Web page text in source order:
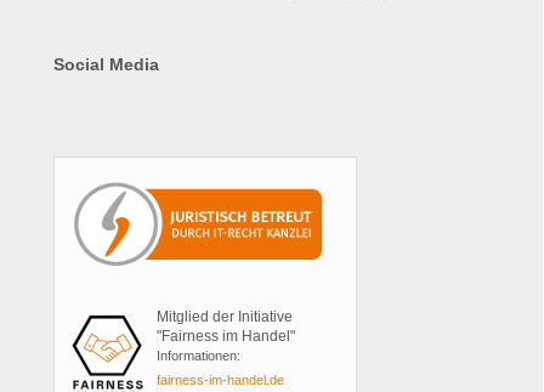
Social Media
Mitglied der Initiative
"Fairness im Handel"
Informationen:
fairness-im-handel.de